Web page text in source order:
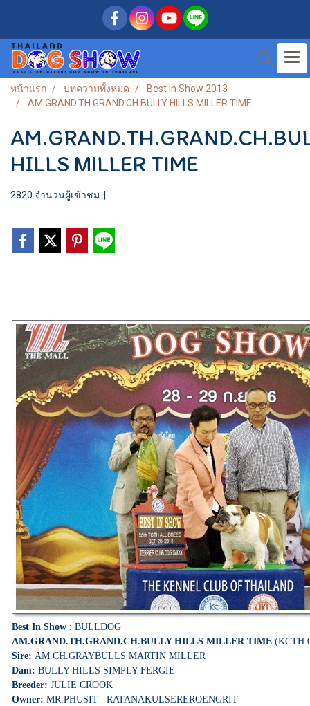
หน้าแรก บทความทั้งหมด
Best in Show 2013
AM.GRAND.TH.GRAND.CH.BULLY HILLS MILLER TIME
HILLS MILLER TIME
2820 จำนวนผู้เข้าชม
Best In Show : BULLDOG
AM.GRAND.TH.GRAND.CH.BULLY HILLS MILLER TIME (KCTH
Sire: AM.CH.GRAYBULLS MARTIN MILLER
Dam: BULLY HILLS SIMPLY FERGIE
Breeder: JULIE CROOK
Owner: MR.PHUSIT RATANAKULSEREROENGRIT